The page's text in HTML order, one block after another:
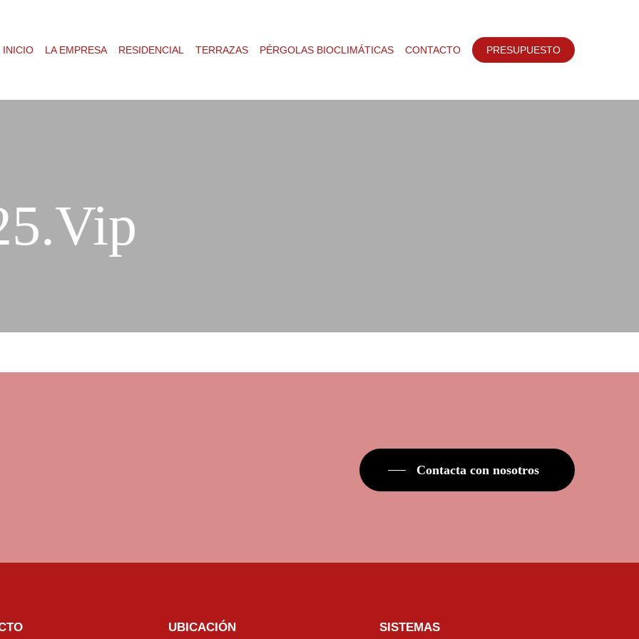
INICIO LA EMPRESA RESIDENCIAL TERRAZAS PÉRGOLAS BIOCLIMÁTICAS CONTACTO PRESUPUESTO
Contacta con nosotros
UBICACIÓN SISTEMAS